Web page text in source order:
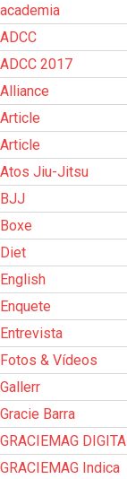
academia
ADCC
ADCC 2017
Alliance
Article
Article
Atos Jiu-Jitsu
BJJ
Boxe
Diet
English
Enquete
Entrevista
Fotos & Vídeos
Gallerr
Gracie Barra
GRACIEMAG
GRACIEMAG Indica